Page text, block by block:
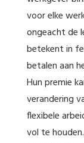
voor elke
ongeacht de
betekent in
betalen aan
Hun premie
verandering
flexibele
vol te